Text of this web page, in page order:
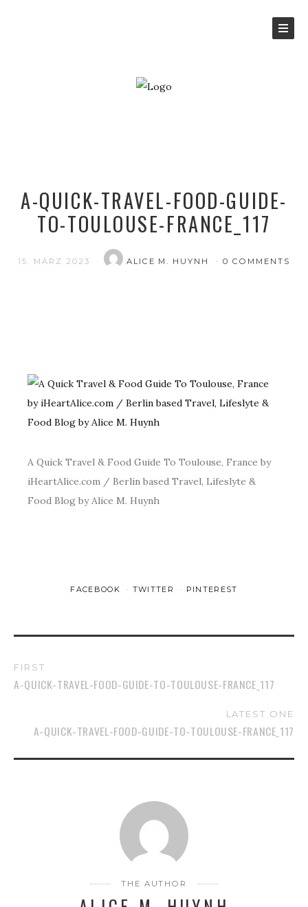
A-QUICK-TRAVEL-FOOD-GUIDE-
TO-TOULOUSE-FRANCE_117
15. MÄRZ 2023 ALICE M. HUYNH 0 COMMENTS
A Quick Travel & Food Guide To Toulouse, France by
iHeartAlice.com / Berlin based Travel, Lifeslyte &
Food Blog by Alice M. Huynh
FACEBOOK TWITTER PINTEREST
FIRST
A-QUICK-TRAVEL-FOOD-GUIDE-TO-TOULOUSE-FRANCE_117
LATEST ONE
A-QUICK-TRAVEL-FOOD-GUIDE-TO-TOULOUSE-FRANCE_117
THE AUTHOR